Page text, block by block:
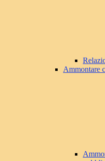
Ammontare